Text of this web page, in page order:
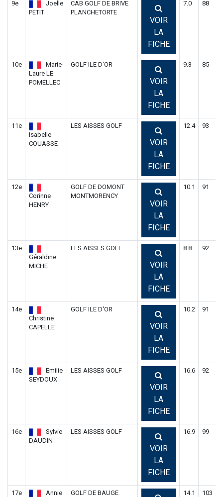
9e
Joelle
PETIT
CAB GOLF DE BRIVE
PLANCHETORTE
VOIR
LA
FICHE
7.0 88
10e
Marie-
Laure LE
POMELLEC
GOLF ILE D'OR
VOIR
LA
FICHE
9.3 85
11e
Isabelle
COUASSE
LES AISSES GOLF
VOIR
LA
FICHE
12.4 93
12e
Corinne
HENRY
GOLF DE DOMONT
MONTMORENCY
VOIR
LA
FICHE
10.1 91
13e
Géraldine
MICHE
LES AISSES GOLF
VOIR
LA
FICHE
8.8 92
14e
Christine
CAPELLE
GOLF ILE D'OR
VOIR
LA
FICHE
10.2 91
15e
Emilie
SEYDOUX
LES AISSES GOLF
VOIR
LA
FICHE
16.6 92
16e
Sylvie
DAUDIN
LES AISSES GOLF
VOIR
LA
FICHE
16.9 99
17e
Annie
GOLF DE BAUGE 14.1 103